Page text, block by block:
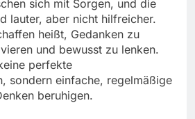
sich mit Sorgen, und die
lauter, aber nicht hilfreicher.
heißt, Gedanken zu
und bewusst zu lenken.
perfekte
sondern einfache, regelmäßige
beruhigen.